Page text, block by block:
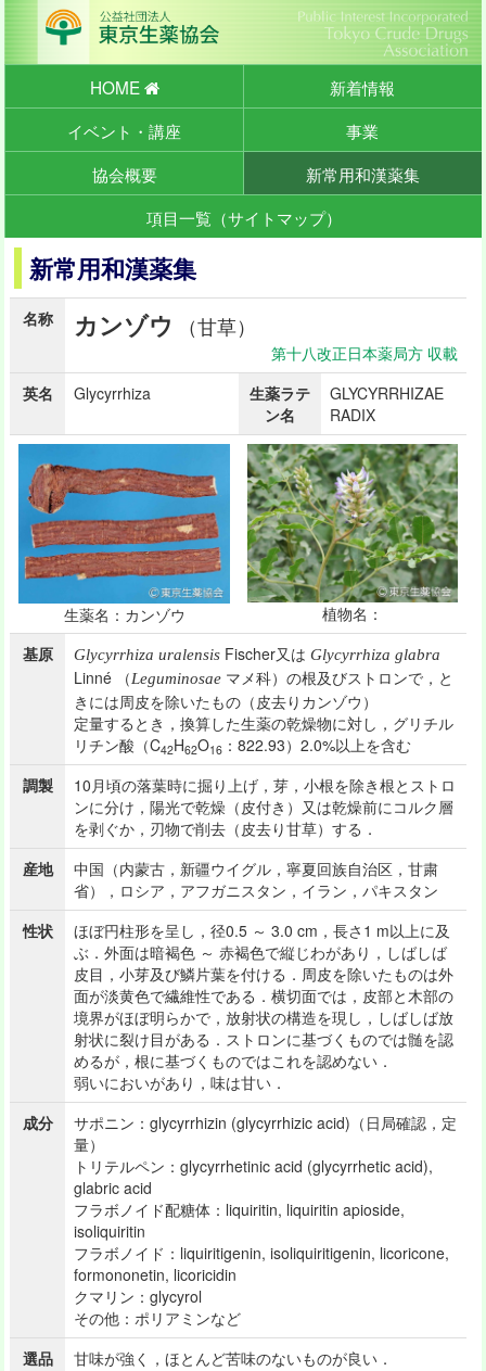
HOME
新着情報
イベント・講座
事業
協会概要
新常用和漢薬集
項目一覧（サイトマップ）
新常用和漢薬集
名称 カンゾウ （甘草）
第十八改正日本薬局方 収載
英名
Glycyrrhiza
生薬ラテ
ン名
GLYCYRRHIZAE
RADIX
生薬名：カンゾウ
植物名：
基原
Glycyrrhiza uralensis Fischer又はGlycyrrhiza glabra
Linné （Leguminosae マメ科）の根及びストロンで，と
きには周皮を除いたもの（皮去りカンゾウ）
定量するとき，換算した生薬の乾燥物に対し，グリチル
リチン酸（C42H62O16 ：822.93）2.0%以上を含む
調製
10月頃の落葉時に掘り上げ，芽，小根を除き根とストロ
ンに分け，陽光で乾燥（皮付き）又は乾燥前にコルク層
を剥ぐか，刃物で削去（皮去り甘草）する．
産地
中国（内蒙古，新疆ウイグル，寧夏回族自治区，甘粛
省），ロシア，アフガニスタン，イラン，パキスタン
性状
ほぼ円柱形を呈し，径0.5 ～ 3.0 cm，長さ1 m以上に及
ぶ．外面は暗褐色 ～ 赤褐色で縦じわがあり，しばしば
皮目，小芽及び鱗片葉を付ける．周皮を除いたものは外
面が淡黄色で繊維性である．横切面では，皮部と木部の
境界がほぼ明らかで，放射状の構造を現し，しばしば放
射状に裂け目がある．ストロンに基づくものでは髄を認
めるが，根に基づくものではこれを認めない．
弱いにおいがあり，味は甘い．
成分
サポニン：glycyrrhizin (glycyrrhizic acid)（日局確認，定
量）
トリテルペン：glycyrrhetinic acid (glycyrrhetic acid),
glabric acid
フラボノイド配糖体：liquiritin, liquiritin apioside,
isoliquiritin
フラボノイド：liquiritigenin, isoliquiritigenin, licoricone,
formononetin, licoricidin
クマリン：glycyrol
その他：ポリアミンなど
選品
甘味が強く，ほとんど苦味のないものが良い．